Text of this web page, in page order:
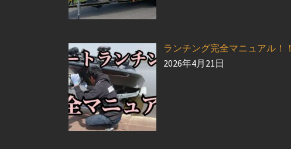
ランチング完全マニュアル！！
2026年4月21日